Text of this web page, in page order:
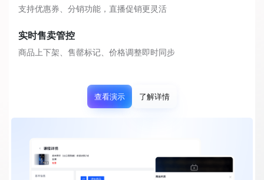
支持优惠券、分销功能，直播促销更灵活
实时售卖管控
商品上下架、售罄标记、价格调整即时同步
查看演示 了解详情